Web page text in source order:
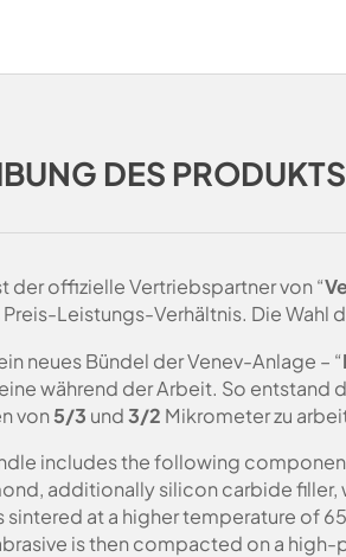
DES PRODUKTS
der offizielle Vertriebspartner von “
Leistungs-Verhältnis. Die Wahl
neues Bündel der Venev-Anlage – “
während der Arbeit. So entstand
von5/3 und3/2 Mikrometer zu
includes the following
additionally silicon carbide
sintered at a higher temperature of
is then compacted on a high-